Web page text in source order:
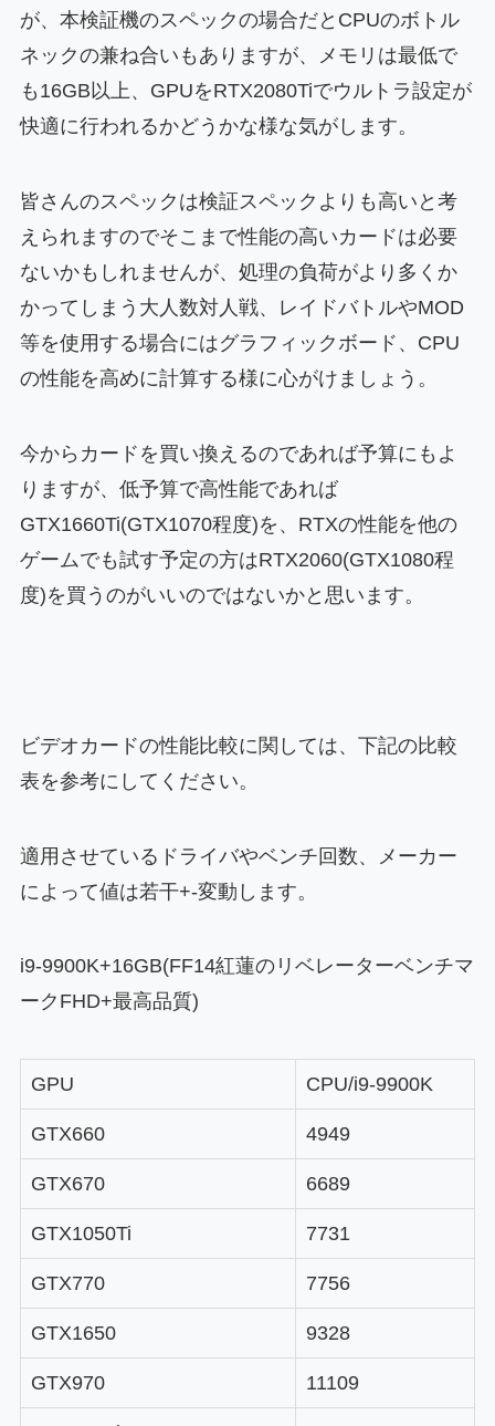
が、本検証機のスペックの場合だとCPUのボトル
ネックの兼ね合いもありますが、メモリは最低で
も16GB以上、GPUをRTX2080Tiでウルトラ設定が
快適に行われるかどうかな様な気がします。
皆さんのスペックは検証スペックよりも高いと考
えられますのでそこまで性能の高いカードは必要
ないかもしれませんが、処理の負荷がより多くか
かってしまう大人数対人戦、レイドバトルやMOD
等を使用する場合にはグラフィックボード、CPU
の性能を高めに計算する様に心がけましょう。
今からカードを買い換えるのであれば予算にもよ
りますが、低予算で高性能であれば
GTX1660Ti(GTX1070程度)を、RTXの性能を他の
ゲームでも試す予定の方はRTX2060(GTX1080程
度)を買うのがいいのではないかと思います。
ビデオカードの性能比較に関しては、下記の比較
表を参考にしてください。
適用させているドライバやベンチ回数、メーカー
によって値は若干+-変動します。
i9-9900K+16GB(FF14紅蓮のリベレーターベンチマ
ークFHD+最高品質)
GPU CPU/i9-9900K
GTX660 4949
GTX670 6689
GTX1050Ti 7731
GTX770 7756
GTX1650 9328
GTX970 11109